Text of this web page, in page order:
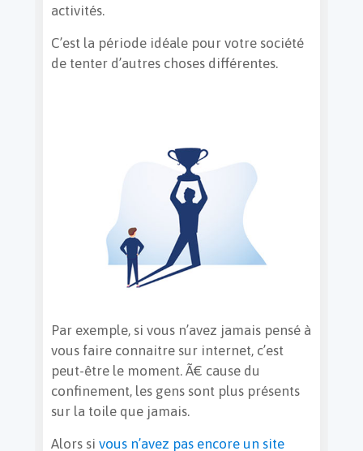
activités.
C’est la période idéale pour votre société
de tenter d’autres choses différentes.
Par exemple, si vous n’avez jamais pensé à
vous faire connaitre sur internet, c’est
peut-être le moment. Ã€ cause du
confinement, les gens sont plus présents
sur la toile que jamais.
Alors si vous n’avez pas encore un site